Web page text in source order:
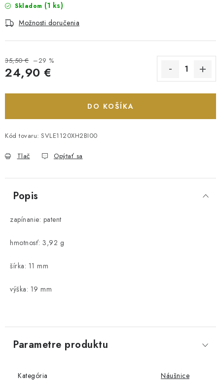
Skladom (1 ks)
Možnosti doručenia
35,50 € –29 %
24,90 €
DO KOŠÍKA
Kód tovaru: SVLE1120XH2BI00
Tlač Opýtať sa
Popis
zapínanie: patent
hmotnosť: 3,92 g
šírka: 11 mm
výška: 19 mm
Parametre produktu
Kategória Náušnice